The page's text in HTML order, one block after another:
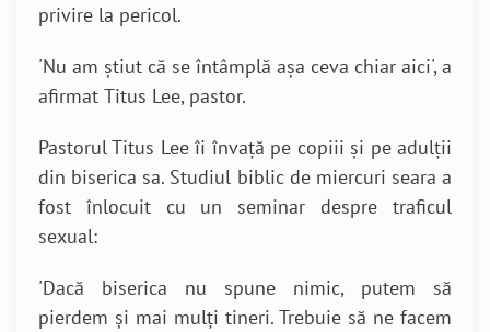
privire la pericol.
'Nu am știut că se întâmplă așa ceva chiar aici', a
afirmat Titus Lee, pastor.
Pastorul Titus Lee îi învață pe copiii și pe adulții
din biserica sa. Studiul biblic de miercuri seara a
fost înlocuit cu un seminar despre traficul
sexual:
'Dacă biserica nu spune nimic, putem să
pierdem și mai mulți tineri. Trebuie să ne facem